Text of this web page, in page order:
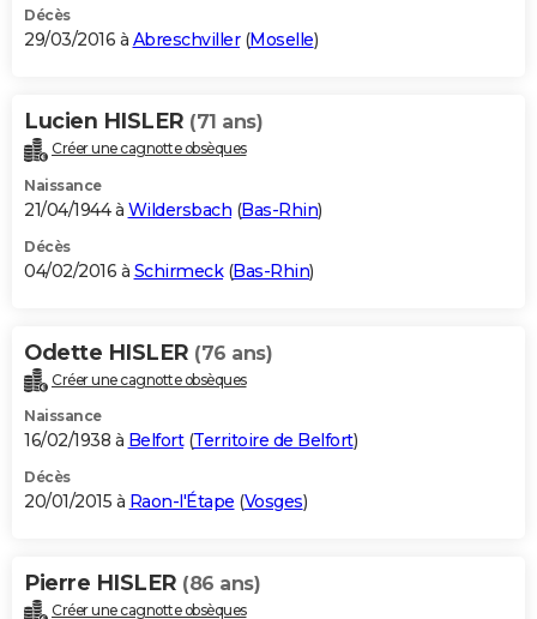
Décès
29/03/2016 à Abreschviller(Moselle)
Lucien HISLER (71 ans)
Créer une cagnotte obsèques
Naissance
21/04/1944 à Wildersbach (Bas-Rhin)
Décès
04/02/2016 à Schirmeck(Bas-Rhin)
Odette HISLER (76 ans)
Créer une cagnotte obsèques
Naissance
16/02/1938 à Belfort(Territoire de Belfort)
Décès
20/01/2015 à Raon-l'Étape (Vosges)
Pierre HISLER (86 ans)
Créer une cagnotte obsèques